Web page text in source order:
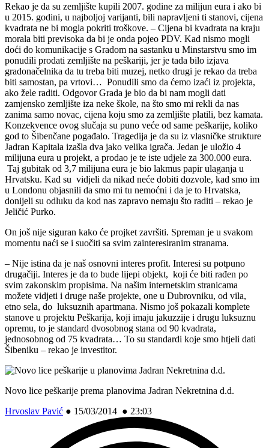
Rekao je da su zemljište kupili 2007. godine za milijun eura i ako bi
u 2015. godini, u najboljoj varijanti, bili napravljeni ti stanovi, cijena
kvadrata ne bi mogla pokriti troškove. – Cijena bi kvadrata na kraju
morala biti previsoka da bi je onda pojeo PDV. Kad nismo mogli
doći do komunikacije s Gradom na sastanku u Minstarstvu smo im
ponudili prodati zemljište na peškariji, jer je tada bilo izjava
gradonačelnika da tu treba biti muzej, netko drugi je rekao da treba
biti samostan, pa vrtovi… Ponudili smo da ćemo izaći iz projekta,
ako žele raditi. Odgovor Grada je bio da bi nam mogli dati
zamjensko zemljište iza neke škole, na što smo mi rekli da nas
zanima samo novac, cijena koju smo za zemljište platili, bez kamata.
Konzekvence ovog slučaja su puno veće od same peškarije, koliko
god to Šibenčane pogađalo. Tragedija je da su iz vlasničke strukture
Jadran Kapitala izašla dva jako velika igrača. Jedan je uložio 4
milijuna eura u projekt, a prodao je te iste udjele za 300.000 eura.
Taj gubitak od 3,7 milijuna eura je bio lakmus papir ulaganja u
Hrvatsku. Kad su vidjeli da nikad neće dobiti dozvole, kad smo im
u Londonu objasnili da smo mi tu nemoćni i da je to Hrvatska,
donijeli su odluku da kod nas zapravo nemaju što raditi – rekao je
Jeličić Purko.
On još nije siguran kako će projket završiti. Spreman je u svakom
momentu naći se i suočiti sa svim zainteresiranim stranama.
– Nije istina da je naš osnovni interes profit. Interesi su potpuno
drugačiji. Interes je da to bude lijepi objekt, koji će biti rađen po
svim zakonskim propisima. Na našim internetskim stranicama
možete vidjeti i druge naše projekte, one u Dubrovniku, od vila,
etno sela, do luksuznih apartmana. Nismo još pokazali komplete
stanove u projektu Peškarija, koji imaju jakuzzije i drugu luksuznu
opremu, to je standard dvosobnog stana od 90 kvadrata,
jednosobnog od 75 kvadrata… To su standardi koje smo htjeli dati
Šibeniku – rekao je investitor.
Novo lice peškarije prema planovima Jadran Nekretnina d.d.
Hrvoslav Pavić ● 15/03/2014 ● 23:03